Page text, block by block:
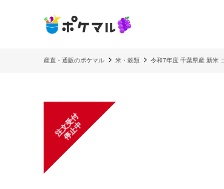
産直・通販のポケマル 米・穀類 令和7年度 千葉県産 新米
注
文
受
付
停
止
中